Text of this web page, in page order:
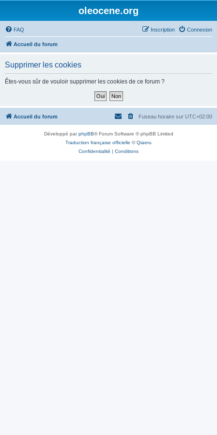
oleocene.org
FAQ Connexion
Inscription
Accueil du forum
Supprimer les cookies
Êtes-vous sûr de vouloir supprimer les cookies de ce forum ?
Accueil du forum Fuseau horaire sur UTC+02:00
Développé parphpBB® Forum Software © phpBB Limited
Traduction française officielle ©Qiaeru
Confidentialité | Conditions